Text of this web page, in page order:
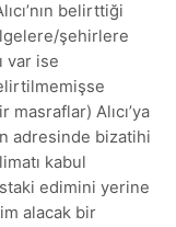
belirttiği
şehirlere
var ise
Alıcı’ya
adresinde bizatihi
kabul
edimini yerine
alacak bir